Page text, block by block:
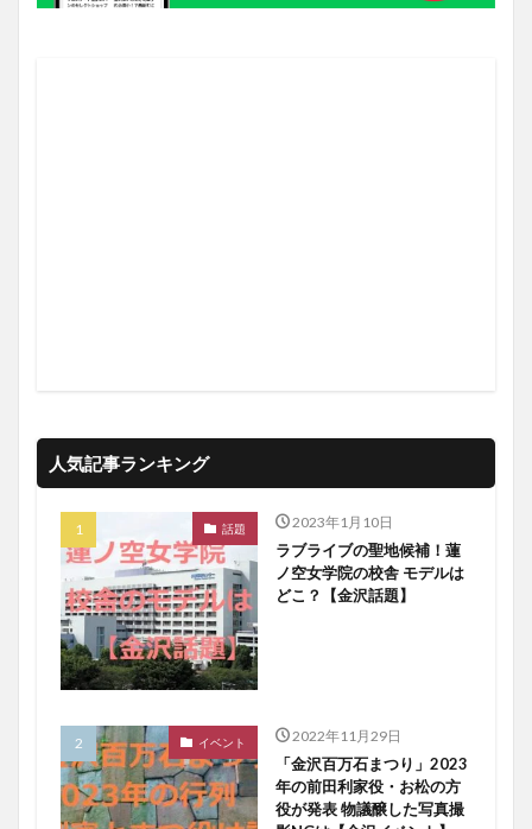
人気記事ランキング
話題 2023年1月10日
ラブライブの聖地候補！蓮
ノ空女学院の校舎 モデルは
どこ？【金沢話題】
イベント 2022年11月29日
「金沢百万石まつり」2023
年の前田利家役・お松の方
役が発表 物議醸した写真撮